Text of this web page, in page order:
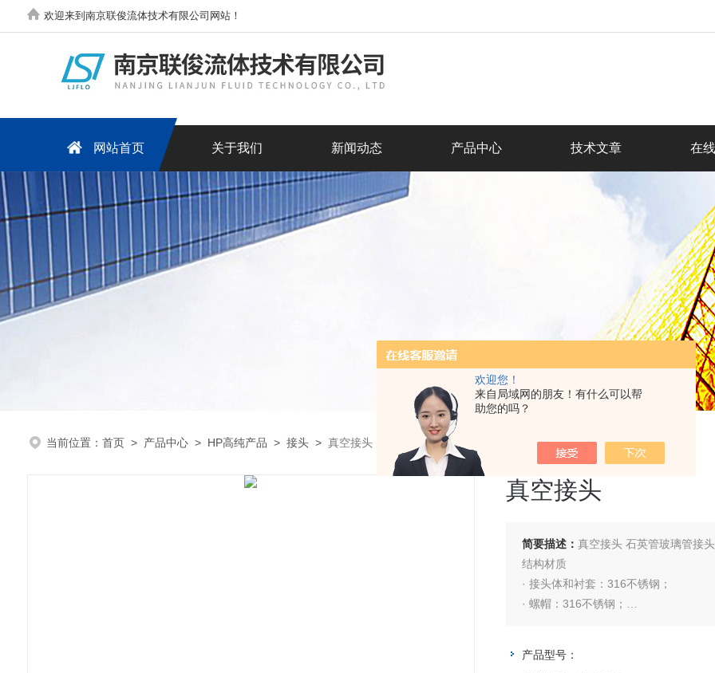
欢迎您！
来自局域网的朋友！有什么可以帮
助您的吗？
欢迎来到南京联俊流体技术有限公司网站！
网站首页 关于我们 新闻动态 产品中心 技术文章 在
当前位置： 首页> 产品中心> HP高纯产品 > 接头> 真空接头
真空接头
简要描述： 真空接头 石英管玻璃管接
结构材质
· 接头体和衬套：316不锈钢；
· 螺帽：316不锈钢；
产品型号：